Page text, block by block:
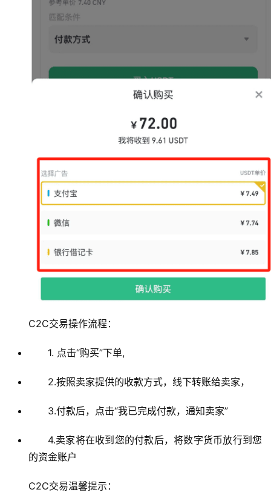
C2C交易操作流程：
1. 点击“购买”下单,
2.按照卖家提供的收款方式，线下转账给卖家，
3.付款后，点击“我已完成付款，通知卖家”
4.卖家将在收到您的付款后，将数字货币放行到您
的资金账户
C2C交易温馨提示：